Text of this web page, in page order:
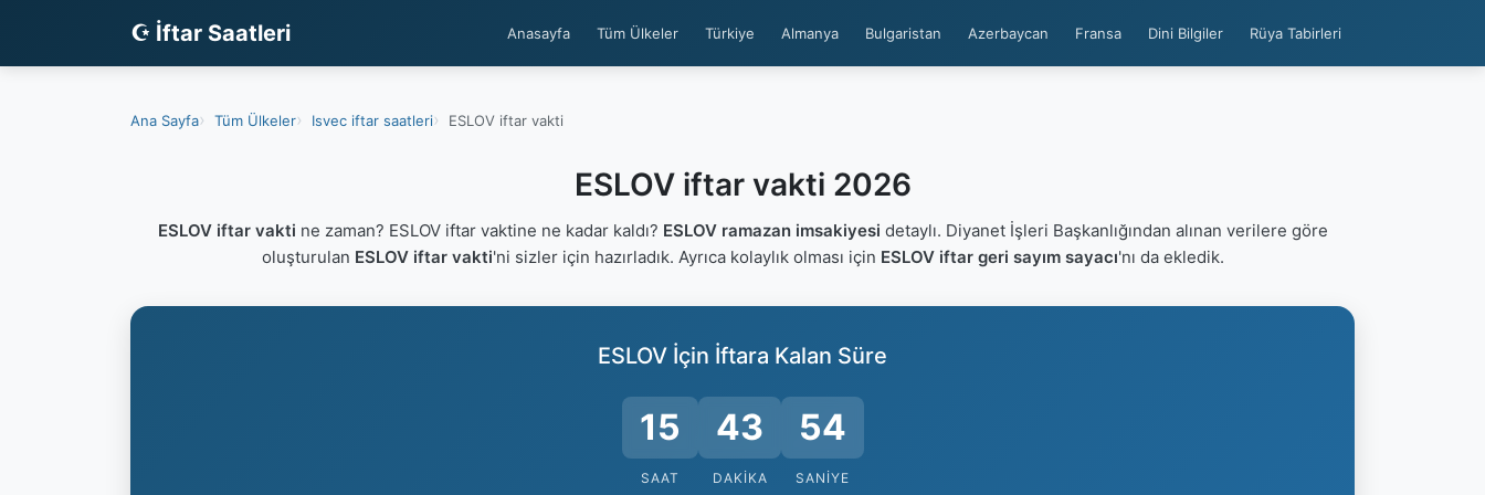
☪ İftar Saatleri Anasayfa Tüm Ülkeler Türkiye Almanya Bulgaristan Azerbaycan Fransa Dini Bilgiler Rüya Tabirleri
Ana Sayfa Tüm Ülkeler Isvec iftar saatleri ESLOV iftar vakti
ESLOV iftar vakti 2026
ESLOV iftar vakti ne zaman? ESLOV iftar vaktine ne kadar kaldı? ESLOV ramazan imsakiyesi detaylı. Diyanet İşleri Başkanlığından alınan verilere göre
oluşturulan ESLOV iftar vakti'ni sizler için hazırladık. Ayrıca kolaylık olması için ESLOV iftar geri sayım sayacı'nı da ekledik.
ESLOV İçin İftara Kalan Süre
15
SAAT
43
DAKIKA
54
SANIYE